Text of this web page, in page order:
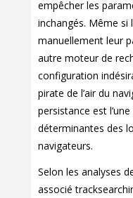
empêcher les
inchangés. Même
manuellement leur
autre moteur de
configuration
pirate de l’air du
persistance est
déterminantes des
navigateurs.
Selon les analyses
associé